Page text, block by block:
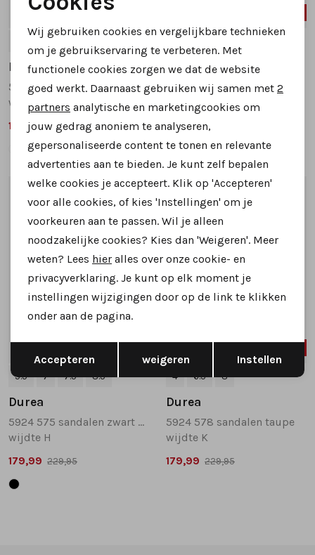
6
Durea
5923 575 sandalen zwart combinatie
wijdte H
199,99 239,95
3.5
Durea
wijdte H
179,99 229,95
5.5 7 7.5 8.5
Durea
5924 575 sandalen zwart combinatie
wijdte H
179,99 229,95
4 6.5 8
Durea
5924 578 sandalen taupe
wijdte K
179,99 229,95
Noodzakelijke cookies
Personalisatie cookies
Analytische cookies
Marketing cookies
Terug Opslaan
Wij gebruiken cookies en vergelijkbare technieken
om je gebruikservaring te verbeteren. Met
functionele cookies zorgen we dat de website
goed werkt. Daarnaast gebruiken wij samen met 2
partners analytische en marketingcookies om
jouw gedrag anoniem te analyseren,
gepersonaliseerde content te tonen en relevante
advertenties aan te bieden. Je kunt zelf bepalen
welke cookies je accepteert. Klik op 'Accepteren'
voor alle cookies, of kies 'Instellingen' om je
voorkeuren aan te passen. Wil je alleen
noodzakelijke cookies? Kies dan 'Weigeren'. Meer
weten? Lees hier alles over onze cookie- en
privacyverklaring. Je kunt op elk moment je
instellingen wijzigingen door op de link te klikken
onder aan de pagina.
Accepteren weigeren Instellen